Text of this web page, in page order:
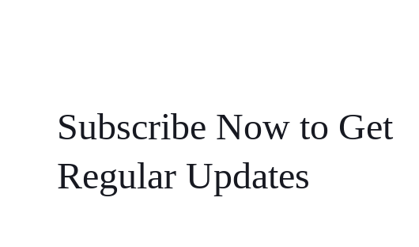
Subscribe Now to Get
Regular Updates